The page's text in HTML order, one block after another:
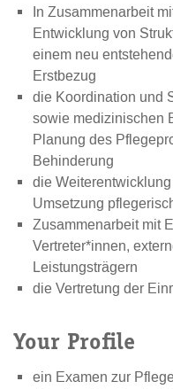
In Zusammenarbeit
Entwicklung von
einem neu
Erstbezug
die Koordination und
sowie medizinischen
Planung des
Behinderung
die
Umsetzung
Zusammenarbeit mit
Vertreter*innen,
Leistungsträgern
die Vertretung der
Your Profile
ein Examen zur